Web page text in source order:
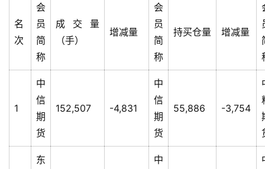
页
网
号
名
次
会
员
简
称
成交量
（手）
增减量
会
员
简
称
持买仓量 增减量
1
中
信
期
货
152,507 -4,831
中
信
期
货
55,886 -3,754
东
中